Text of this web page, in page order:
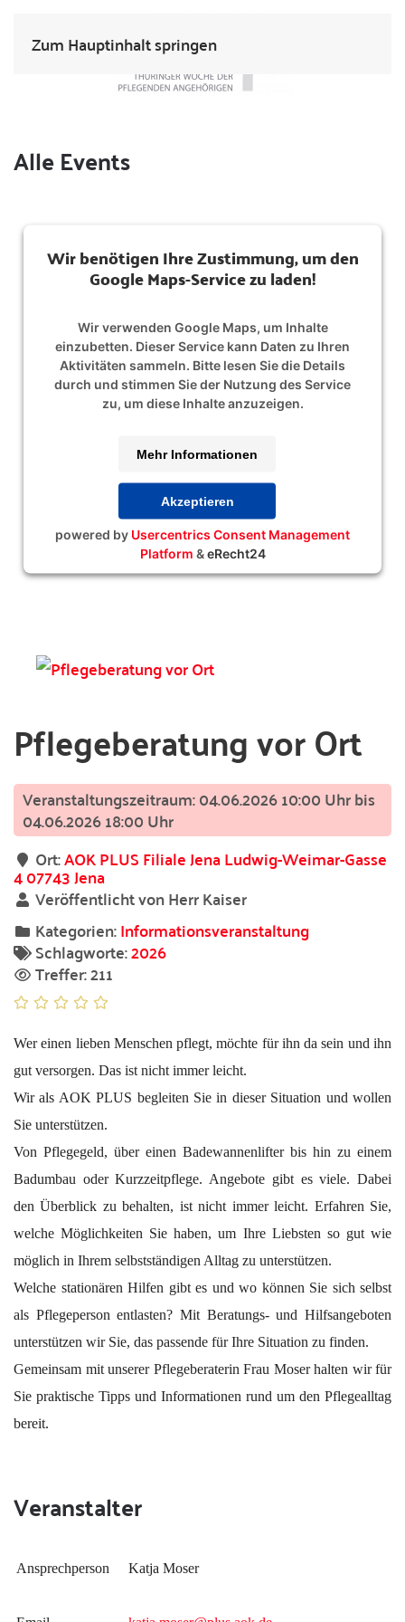
Zum Hauptinhalt springen
Alle Events
Wir benötigen Ihre Zustimmung, um den
Google Maps-Service zu laden!
Wir verwenden Google Maps, um Inhalte
einzubetten. Dieser Service kann Daten zu Ihren
Aktivitäten sammeln. Bitte lesen Sie die Details
durch und stimmen Sie der Nutzung des Service
zu, um diese Inhalte anzuzeigen.
Mehr Informationen
Akzeptieren
powered by Usercentrics Consent Management
Platform &eRecht24
Pflegeberatung vor Ort
04.06.2026 10:00 Uhr bis
04.06.2026 18:00 Uhr
Ort:AOK PLUS Filiale Jena Ludwig-Weimar-Gasse
4 07743 Jena
Veröffentlicht von Herr Kaiser
Kategorien:Informationsveranstaltung
Schlagworte:2026
Treffer: 211
Wer einen lieben Menschen pflegt, möchte für ihn da sein und ihn
gut versorgen. Das ist nicht immer leicht.
Wir als AOK PLUS begleiten Sie in dieser Situation und wollen
Sie unterstützen.
Von Pflegegeld, über einen Badewannenlifter bis hin zu einem
Badumbau oder Kurzzeitpflege. Angebote gibt es viele. Dabei
den Überblick zu behalten, ist nicht immer leicht. Erfahren Sie,
welche Möglichkeiten Sie haben, um Ihre Liebsten so gut wie
möglich in Ihrem selbstständigen Alltag zu unterstützen.
Welche stationären Hilfen gibt es und wo können Sie sich selbst
als Pflegeperson entlasten? Mit Beratungs- und Hilfsangeboten
unterstützen wir Sie, das passende für Ihre Situation zu finden.
Gemeinsam mit unserer Pflegeberaterin Frau Moser halten wir für
Sie praktische Tipps und Informationen rund um den Pflegealltag
bereit.
Veranstalter
Ansprechperson Katja Moser